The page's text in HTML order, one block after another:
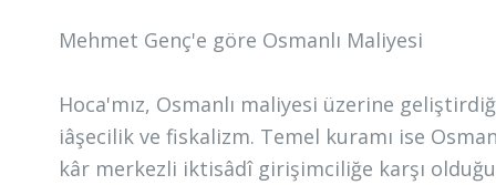
Mehmet Genç'e göre Osmanlı Maliyesi
Hoca'mız, Osmanlı maliyesi üzerine
iâşecilik ve fiskalizm. Temel kuramı ise
kâr merkezli iktisâdî girişimciliğe karşı